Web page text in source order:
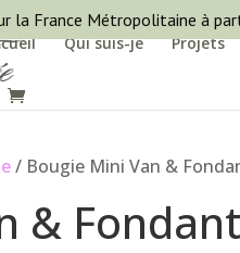
Qui suis-je Projets
/ Bougie Mini Van &
&
la France Métropolitaine à